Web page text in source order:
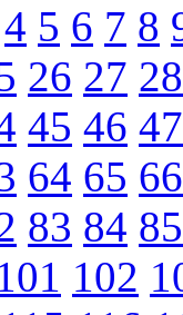
4 5 6 7 8
26 27 28
45 46 47
64 65 66
83 84 85
102